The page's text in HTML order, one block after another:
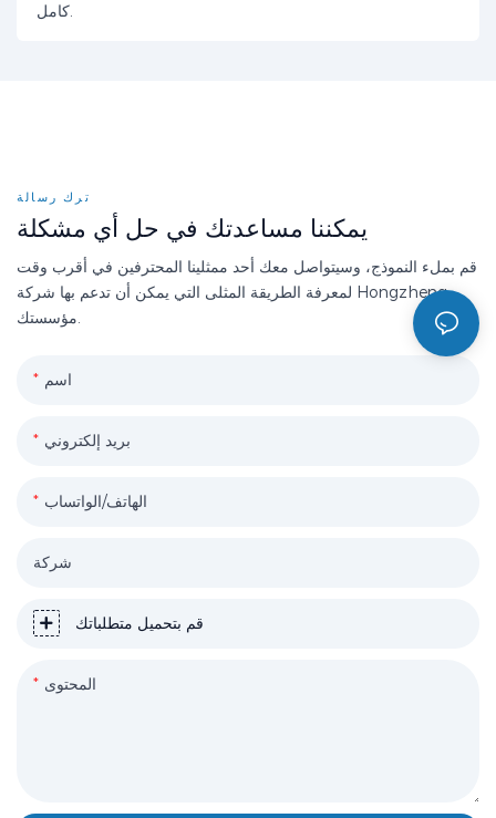
كامل.
ترك رسالة
يمكننا مساعدتك في حل أي مشكلة
قم بملء النموذج، وسيتواصل معك أحد ممثلينا المحترفين في أقرب وقت
لمعرفة الطريقة المثلى التي يمكن أن تدعم بها شركة Hongzheng
مؤسستك.
اسم
بريد إلكتروني
الهاتف/الواتساب
شركة
قم بتحميل متطلباتك
المحتوى